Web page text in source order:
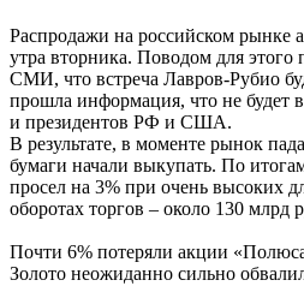
Распродажи на российском рынке
утра вторника. Поводом для
СМИ, что встреча Лавров-Рубио
прошла информация, что не будет
и президентов РФ и США.
В результате, в моменте рынок
бумаги начали выкупать. По
просел на 3% при очень высоких
оборотах торгов – около 130 млрд
Почти 6% потеряли акции
Золото неожиданно сильно